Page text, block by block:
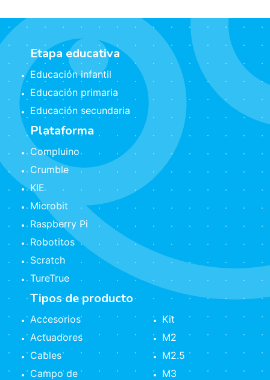
Etapa educativa
Educación infantil
Educación primaria
Educación secundaria
Plataforma
Compluino
Crumble
KIE
Microbit
Raspberry Pi
Robotitos
Scratch
TureTrue
Tipos de producto
Accesorios
Actuadores
Cables
Campo de
Kit
M2
M2.5
M3